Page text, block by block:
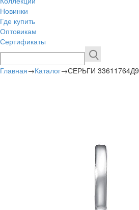
Новинки
Где купить
Оптовикам
Сертификаты
Главная→Каталог→СЕРЬГИ 33611764Д9